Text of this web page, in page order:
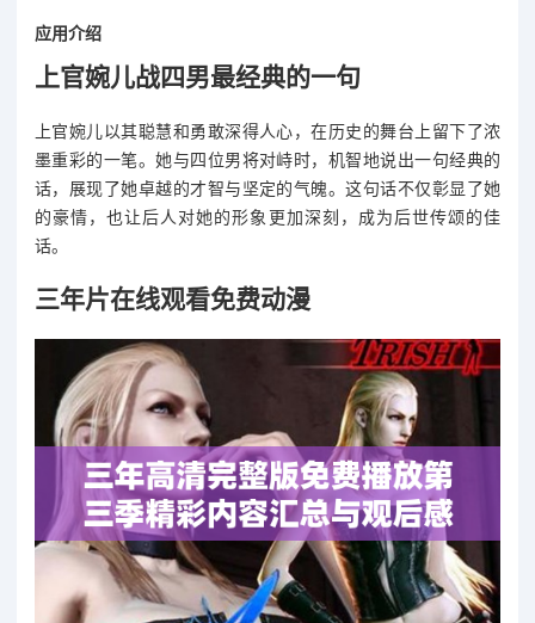
应用介绍
上官婉儿战四男最经典的一句
上官婉儿以其聪慧和勇敢深得人心，在历史的舞台上留下了浓
墨重彩的一笔。她与四位男将对峙时，机智地说出一句经典的
话，展现了她卓越的才智与坚定的气魄。这句话不仅彰显了她
的豪情，也让后人对她的形象更加深刻，成为后世传颂的佳
话。
三年片在线观看免费动漫